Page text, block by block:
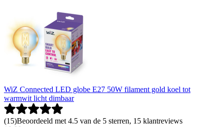
WiZ Connected LED globe E27 50W filament gold koel tot
warmwit licht dimbaar
(15)Beoordeeld met 4.5 van de 5 sterren, 15 klantreviews